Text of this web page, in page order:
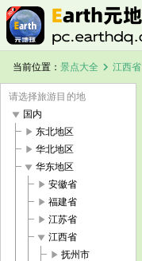
当前位置： 景点大全 chevron_right 江西省
请选择旅游目的地
play_arrow 国内
play_arrow 东北地区
play_arrow 华北地区
play_arrow 华东地区
play_arrow 安徽省
play_arrow 福建省
play_arrow 江苏省
play_arrow 江西省
play_arrow 抚州市